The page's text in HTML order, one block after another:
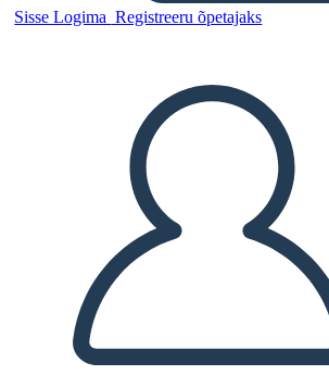
Sisse Logima Registreeru õpetajaks
LUUA STORYBOARD
ESITA SLAIDIESITLUST
LOE MULLE